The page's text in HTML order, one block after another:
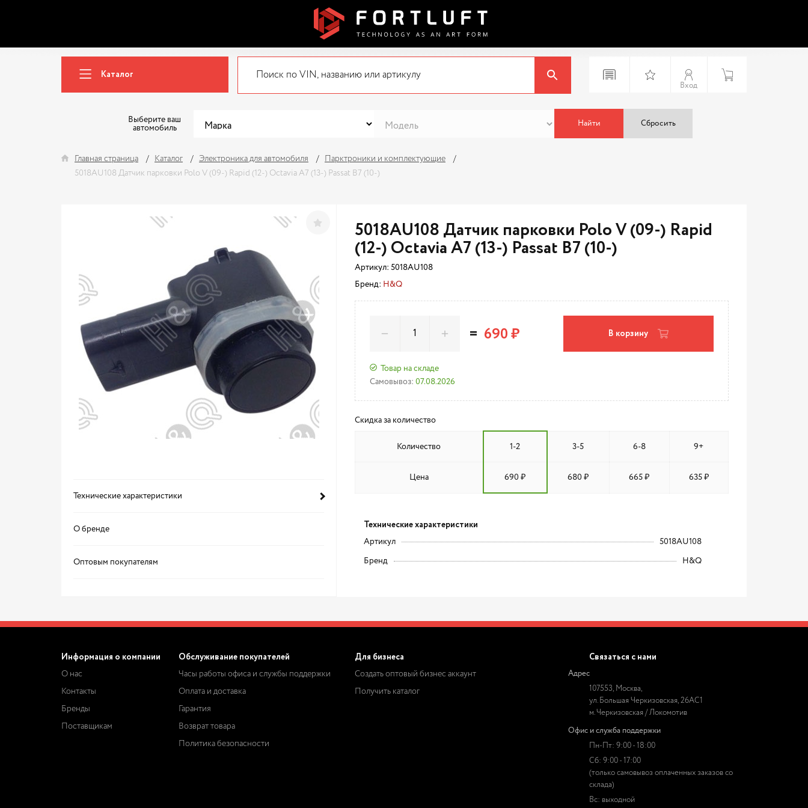
Каталог
Вход
Выберите ваш
автомобиль
Найти Сбросить
Главная страница Каталог Электроника для автомобиля
Парктроники и комплектующие
5018AU108 Датчик парковки Polo V (09-) Rapid (12-) Octavia A7 (13-) Passat B7 (10-)
Технические характеристики
О бренде
Оптовым покупателям
5018AU108 Датчик парковки Polo V (09-) Rapid
(12-) Octavia A7 (13-) Passat B7 (10-)
Артикул: 5018AU108
Бренд: H&Q
Товар на складе
Самовывоз: 07.08.2026
= 690 ₽ В корзину
Скидка за количество
Количество 1-2 3-5 6-8 9+
Цена 690 ₽ 680 ₽ 665 ₽ 635 ₽
Технические характеристики
Артикул 5018AU108
Бренд H&Q
Информация о компании
О нас
Контакты
Бренды
Поставщикам
Обслуживание покупателей
Часы работы офиса и службы поддержки
Оплата и доставка
Гарантия
Возврат товара
Политика безопасности
Для бизнеса
Создать оптовый бизнес аккаунт
Получить каталог
Связаться с нами
Адрес
107553, Москва,
ул. Большая Черкизовская, 26АС1
м. Черкизовская / Локомотив
Офис и служба поддержки
Пн-Пт: 9:00 - 18:00
Сб: 9:00 - 17:00
(только самовывоз оплаченных заказов со
склада)
Вс: выходной